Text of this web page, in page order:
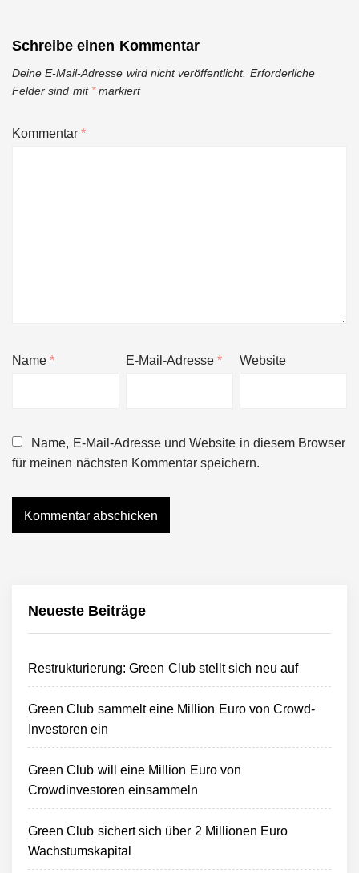
Schreibe einen Kommentar
Deine E-Mail-Adresse wird nicht veröffentlicht. Erforderliche
Felder sind mit *markiert
Kommentar*
Name* E-Mail-Adresse* Website
Name, E-Mail-Adresse und Website in diesem Browser
für meinen nächsten Kommentar speichern.
Neueste Beiträge
Restrukturierung: Green Club stellt sich neu auf
Green Club sammelt eine Million Euro von Crowd-
Investoren ein
Green Club will eine Million Euro von
Crowdinvestoren einsammeln
Green Club sichert sich über 2 Millionen Euro
Wachstumskapital